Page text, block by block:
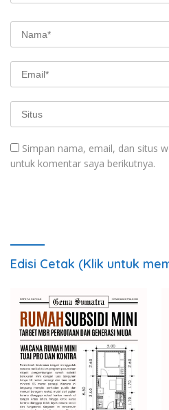
Simpan nama, email, dan situs
untuk komentar saya berikutnya.
Edisi Cetak (Klik untuk